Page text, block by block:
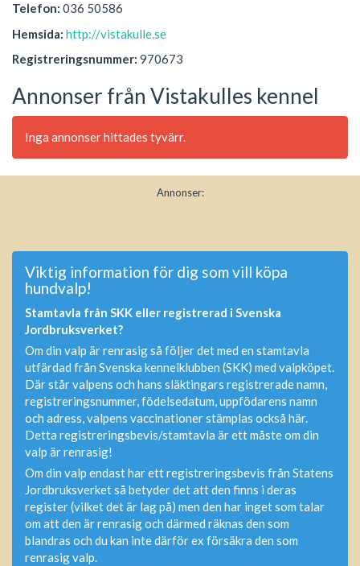
Telefon: 036 50586
Hemsida: http://vistakulle.se
Registreringsnummer: 970673
Annonser från Vistakulles kennel
Inga annonser hittades tyvärr.
Annonser:
Viktig information för dig som vill köpa
hundvalp!
Stamtavla från SKK eller registrerad i Svenska
Jordbruksverket?
Om din valp är renrasig så följer det med en stamtavla
utfärdad från Svenska kennelklubben (SKK) med valpköpet.
Där står valpens och hans släktingars registrerade namn,
registreringsnummer, födelsedatum, uppfödarens namn
och adress, valpens vaccinationer stämplas också här.
Detta registreringsbevis/stamtavla är ett måste om din
valp är renrasig!
Om din valp endast har ett registreringsbevis från Statens
Jordbruksverket så betyder det att den finns i deras
register (vilket det är lag på) men den har inget som talar
om att den är renrasig och därmed räknas den som
blandras och du kan inte därför ex försäkra den som
renrasig valp.